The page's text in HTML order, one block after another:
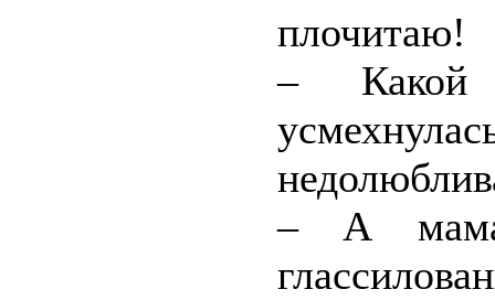
плочитаю!
– Какой
– А мама